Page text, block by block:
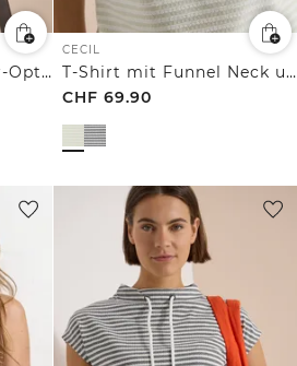
T-Shirt in Ausbrenner-Optik
CECIL
T-Shirt mit Funnel Neck und Streifen
CHF 69.90